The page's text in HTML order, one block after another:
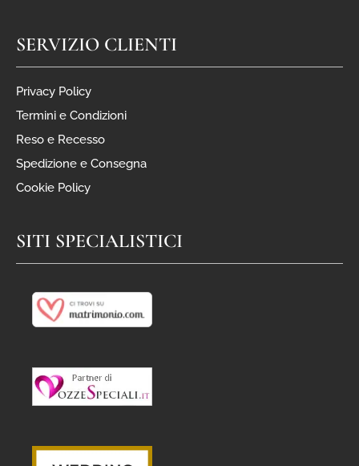
SERVIZIO CLIENTI
Privacy Policy
Termini e Condizioni
Reso e Recesso
Spedizione e Consegna
Cookie Policy
SITI SPECIALISTICI